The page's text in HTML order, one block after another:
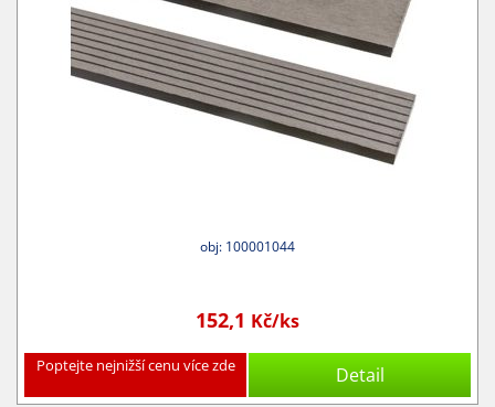
obj: 100001044
152,1 Kč/ks
Poptejte nejnižší cenu více zde Detail